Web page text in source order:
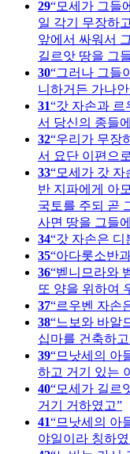
29 모세가 그들
일 각기 무장하
앞에서 싸워서
길르앗 땅을 그
30 그러나 그들
니하거든 가나
31 갓 자손과 르
서 당신의 종들
32 우리가 무장
서 요단 이편으
33 모세가 갓 자
반 지파에게 아
국토를 주되 곧
사면 땅을 그들
34 갓 자손은 디
35 아다롯소반
36 벧니므라와
또 양을 위하여
37 르우벤 자손
38 느보와 바알
십마를 건축하
39 므낫세의 아
하고 거기 있는
40 모세가 길르
거기 거하였고
41
므낫세의 아
야일이라 칭하